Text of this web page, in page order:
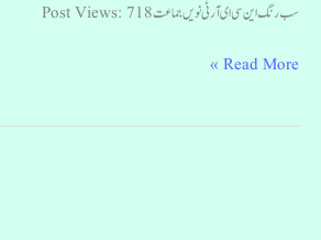
سب رنگ این سی ای آر ٹی نویں جماعت Post Views: 718
Read More »